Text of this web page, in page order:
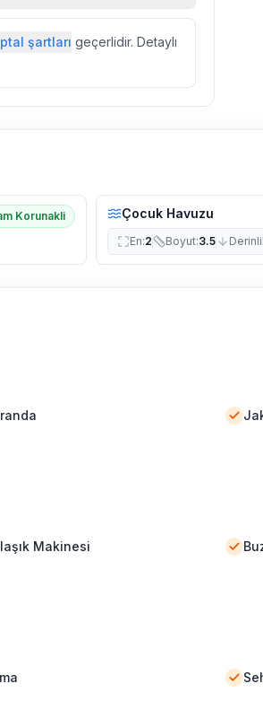
kelebek, böcek, sinek
dönemsel olarak altyapı
şartları geçerlidir. Detaylı
Korunakli
Çocuk Havuzu
En:2 Boyut:3.5
Makinesi